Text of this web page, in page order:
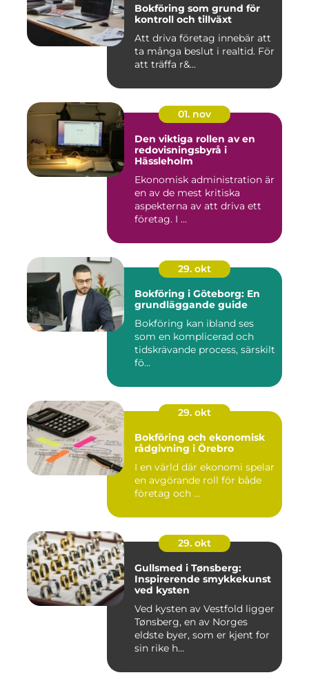
Bokföring som grund för
kontroll och tillväxt
Att driva företag innebär att
ta många beslut i realtid. För
att träffa r&...
01. nov
Den viktiga rollen av en
redovisningsbyrå i
Hässleholm
Ekonomisk administration är
en av de mest kritiska
aspekterna av att driva ett
företag. I ...
29. okt
Bokföring i Göteborg: En
grundläggande guide
Bokföring kan ibland ses
som en komplicerad och
tidskrävande process, särskilt
fö...
29. okt
Bokföring och ekonomisk
rådgivning i Örebro
I en värld där ekonomi spelar
en avgörande roll för både
företag och ...
29. okt
Gullsmed i Tønsberg:
Inspirerende smykkekunst
ved kysten
Ved kysten av Vestfold ligger
Tønsberg, en av Norges
eldste byer, som er kjent for
sin rike h...